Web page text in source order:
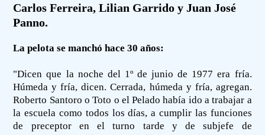
Carlos Ferreira, Lilian Garrido y Juan José
Panno.
La pelota se manchó hace 30 años:
"Dicen que la noche del 1º de junio de 1977 era fría.
Húmeda y fría, dicen. Cerrada, húmeda y fría, agregan.
Roberto Santoro o Toto o el Pelado había ido a trabajar a
la escuela como todos los días, a cumplir las funciones
de preceptor en el turno tarde y de subjefe de